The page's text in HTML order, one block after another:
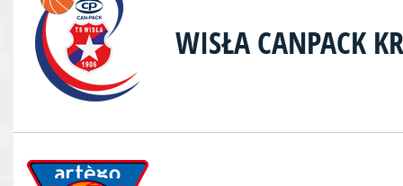
WISŁA CANPACK